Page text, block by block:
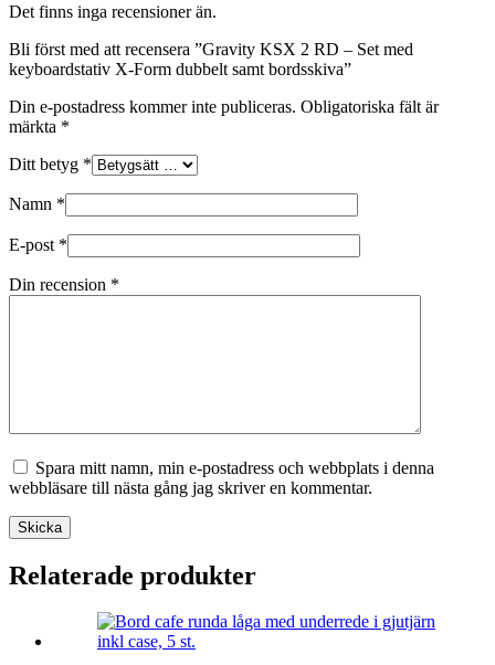
Det finns inga recensioner än.
Bli först med att recensera ”Gravity KSX 2 RD – Set med
keyboardstativ X-Form dubbelt samt bordsskiva”
Din e-postadress kommer inte publiceras. Obligatoriska fält är
märkta *
Ditt betyg *
Namn *
E-post *
Din recension *
Spara mitt namn, min e-postadress och webbplats i denna
webbläsare till nästa gång jag skriver en kommentar.
Skicka
Relaterade produkter